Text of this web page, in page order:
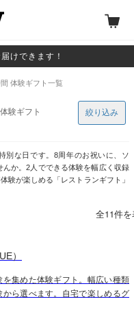
けできます！
体験ギフト一覧
験ギフト
別な日です。8周年のお祝いに、ソ
か。2人でできる体験を幅広く収録
験が楽しめる「レストランギフト」
絞り込み
全11件
）
を集めた体験ギフト。幅広い種類
から選べます。自宅で楽しめるグ